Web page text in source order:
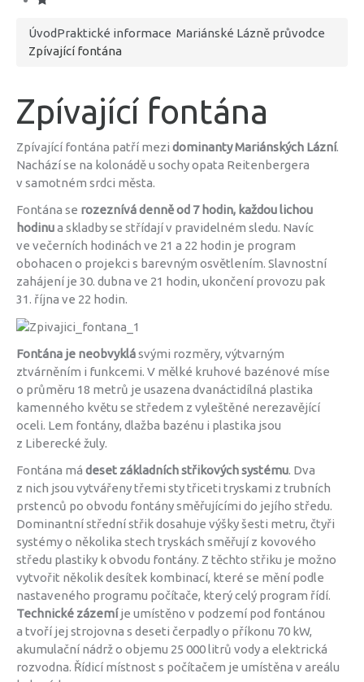
ÚvodPraktické informace Mariánské Lázně průvodce
Zpívající fontána
Zpívající fontána
Zpívající fontána patří mezi dominanty Mariánských Lázní.
Nachází se na kolonádě u sochy opata Reitenbergera
v samotném srdci města.
Fontána se rozeznívá denně od 7 hodin, každou lichou
hodinua skladby se střídají v pravidelném sledu. Navíc
ve večerních hodinách ve 21 a 22 hodin je program
obohacen o projekci s barevným osvětlením. Slavnostní
zahájení je 30. dubna ve 21 hodin, ukončení provozu pak
31. října ve 22 hodin.
Fontána je neobvyklásvými rozměry, výtvarným
ztvárněním i funkcemi. V mělké kruhové bazénové míse
o průměru 18 metrů je usazena dvanáctidílná plastika
kamenného květu se středem z vyleštěné nerezavějící
oceli. Lem fontány, dlažba bazénu i plastika jsou
z Liberecké žuly.
Fontána má deset základních střikových systému. Dva
z nich jsou vytvářeny třemi sty třiceti tryskami z trubních
prstenců po obvodu fontány směřujícími do jejího středu.
Dominantní střední střik dosahuje výšky šesti metru, čtyři
systémy o několika stech tryskách směřují z kovového
středu plastiky k obvodu fontány. Z těchto střiku je možno
vytvořit několik desítek kombinací, které se mění podle
nastaveného programu počítače, který celý program řídí.
Technické zázemíje umístěno v podzemí pod fontánou
a tvoří jej strojovna s deseti čerpadly o příkonu 70 kW,
akumulační nádrž o objemu 25 000 litrů vody a elektrická
rozvodna. Řídicí místnost s počítačem je umístěna v areálu